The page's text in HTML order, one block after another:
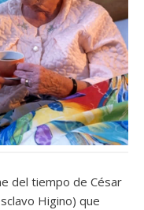
del tiempo de César
Higino) que